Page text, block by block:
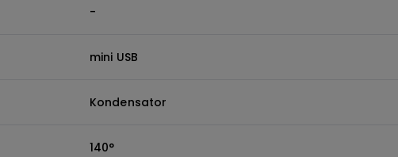
-
mini USB
Kondensator
140°